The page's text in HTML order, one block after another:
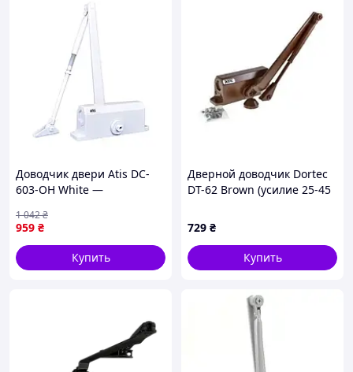
Доводчик двери Atis DC-
603-OH White —
959 ₴
1 042₴
Купить
Дверной доводчик Dortec
DT-62 Brown (усилие 25-45
729 ₴
Купить